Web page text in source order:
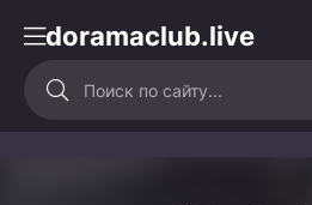
doramaclub.live